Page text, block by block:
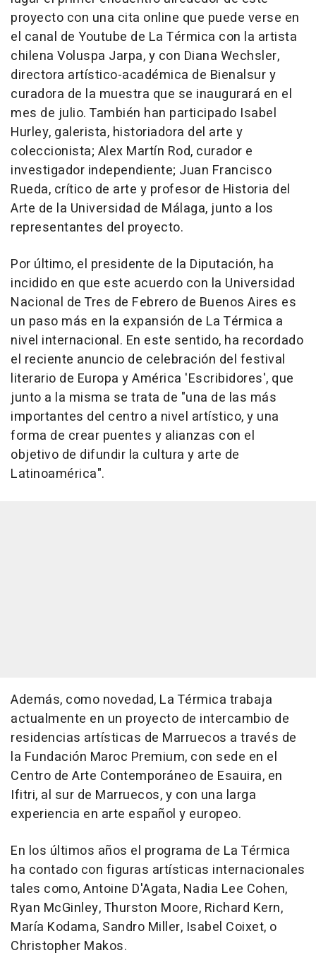
proyecto con una cita online que puede verse en
el canal de Youtube de La Térmica con la artista
chilena Voluspa Jarpa, y con Diana Wechsler,
directora artístico-académica de Bienalsur y
curadora de la muestra que se inaugurará en el
mes de julio. También han participado Isabel
Hurley, galerista, historiadora del arte y
coleccionista; Alex Martín Rod, curador e
investigador independiente; Juan Francisco
Rueda, crítico de arte y profesor de Historia del
Arte de la Universidad de Málaga, junto a los
representantes del proyecto.
Por último, el presidente de la Diputación, ha
incidido en que este acuerdo con la Universidad
Nacional de Tres de Febrero de Buenos Aires es
un paso más en la expansión de La Térmica a
nivel internacional. En este sentido, ha recordado
el reciente anuncio de celebración del festival
literario de Europa y América 'Escribidores', que
junto a la misma se trata de "una de las más
importantes del centro a nivel artístico, y una
forma de crear puentes y alianzas con el
objetivo de difundir la cultura y arte de
Latinoamérica".
Además, como novedad, La Térmica trabaja
actualmente en un proyecto de intercambio de
residencias artísticas de Marruecos a través de
la Fundación Maroc Premium, con sede en el
Centro de Arte Contemporáneo de Esauira, en
Ifitri, al sur de Marruecos, y con una larga
experiencia en arte español y europeo.
En los últimos años el programa de La Térmica
ha contado con figuras artísticas internacionales
tales como, Antoine D'Agata, Nadia Lee Cohen,
Ryan McGinley, Thurston Moore, Richard Kern,
María Kodama, Sandro Miller, Isabel Coixet, o
Christopher Makos.